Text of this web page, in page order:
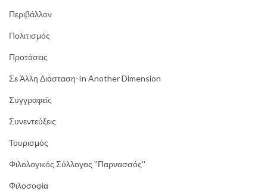
Περιβάλλον
Πολιτισμός
Προτάσεις
Σε Άλλη Διάσταση-In Another Dimension
Συγγραφείς
Συνεντεύξεις
Τουρισμός
Φιλολογικός Σύλλογος ''Παρνασσός''
Φιλοσοφία